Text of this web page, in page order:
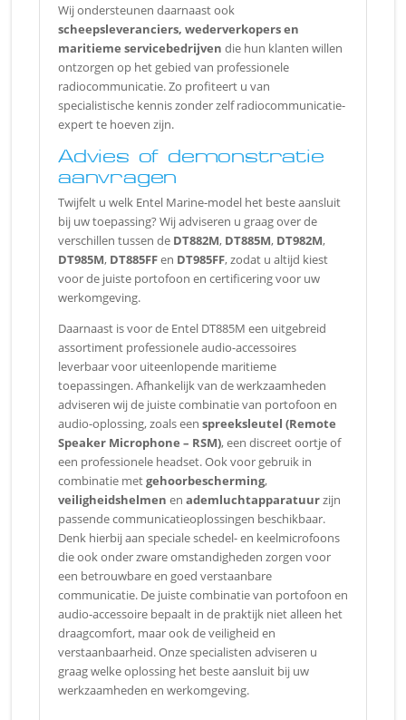
Wij ondersteunen daarnaast ook
scheepsleveranciers, wederverkopers en
maritieme servicebedrijven die hun klanten willen
ontzorgen op het gebied van professionele
radiocommunicatie. Zo profiteert u van
specialistische kennis zonder zelf radiocommunicatie-
expert te hoeven zijn.
Advies of demonstratie
aanvragen
Twijfelt u welk Entel Marine-model het beste aansluit
bij uw toepassing? Wij adviseren u graag over de
verschillen tussen de DT882M, DT885M, DT982M,
DT985M, DT885FFen DT985FF, zodat u altijd kiest
voor de juiste portofoon en certificering voor uw
werkomgeving.
Daarnaast is voor de Entel DT885M een uitgebreid
assortiment professionele audio-accessoires
leverbaar voor uiteenlopende maritieme
toepassingen. Afhankelijk van de werkzaamheden
adviseren wij de juiste combinatie van portofoon en
audio-oplossing, zoals een spreeksleutel (Remote
Speaker Microphone – RSM), een discreet oortje of
een professionele headset. Ook voor gebruik in
combinatie metgehoorbescherming,
veiligheidshelmen en ademluchtapparatuurzijn
passende communicatieoplossingen beschikbaar.
Denk hierbij aan speciale schedel- en keelmicrofoons
die ook onder zware omstandigheden zorgen voor
een betrouwbare en goed verstaanbare
communicatie. De juiste combinatie van portofoon en
audio-accessoire bepaalt in de praktijk niet alleen het
draagcomfort, maar ook de veiligheid en
verstaanbaarheid. Onze specialisten adviseren u
graag welke oplossing het beste aansluit bij uw
werkzaamheden en werkomgeving.